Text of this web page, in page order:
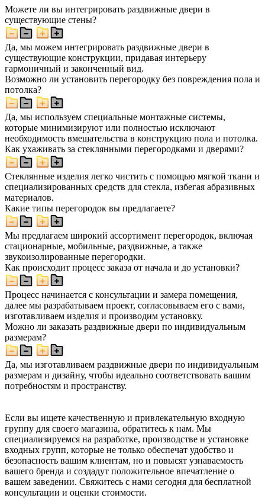
Можете ли вы интегрировать раздвижные двери в
существующие стены?
Да, мы можем интегрировать раздвижные двери в
существующие конструкции, придавая интерьеру
гармоничный и законченный вид.
Возможно ли установить перегородку без повреждения пола и
потолка?
Да, мы используем специальные монтажные системы,
которые минимизируют или полностью исключают
необходимость вмешательства в конструкцию пола и потолка.
Как ухаживать за стеклянными перегородками и дверями?
Стеклянные изделия легко чистить с помощью мягкой ткани и
специализированных средств для стекла, избегая абразивных
материалов.
Какие типы перегородок вы предлагаете?
Мы предлагаем широкий ассортимент перегородок, включая
стационарные, мобильные, раздвижные, а также
звукоизолированные перегородки.
Как происходит процесс заказа от начала и до установки?
Процесс начинается с консультации и замера помещения,
далее мы разрабатываем проект, согласовываем его с вами,
изготавливаем изделия и производим установку.
Можно ли заказать раздвижные двери по индивидуальным
размерам?
Да, мы изготавливаем раздвижные двери по индивидуальным
размерам и дизайну, чтобы идеально соответствовать вашим
потребностям и пространству.
Если вы ищете качественную и привлекательную входную
группу для своего магазина, обратитесь к нам. Мы
специализируемся на разработке, производстве и установке
входных групп, которые не только обеспечат удобство и
безопасность вашим клиентам, но и повысят узнаваемость
вашего бренда и создадут положительное впечатление о
вашем заведении. Свяжитесь с нами сегодня для бесплатной
консультации и оценки стоимости.